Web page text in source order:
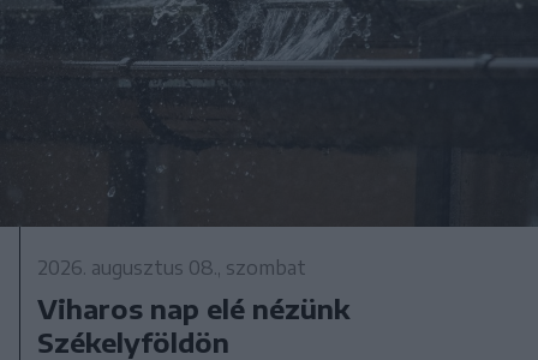
2026. augusztus 08., szombat
Viharos nap elé nézünk
Székelyföldön